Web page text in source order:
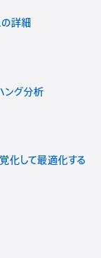
詳細
グ分析
化して最適化する